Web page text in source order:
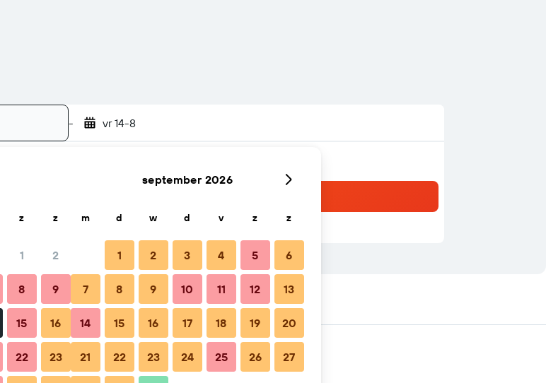
- vr 14-8
Tips en Veelgestelde vragen Verblijven in de buurt
z z
1 2
8 9
15 16
22 23
september 2026
m d w d v z z
1 2 3 4 5 6
7 8 9 10 11 12 13
14 15 16 17 18 19 20
21 22 23 24 25 26 27